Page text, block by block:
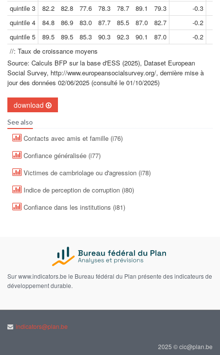
quintile 3 82.2 82.8 77.6 78.3 78.7 89.1 79.3
-0.3
quintile 4
84.8 86.9 83.0 87.7 85.5 87.0 82.7
-0.2
quintile 5
89.5 89.5 85.3 90.3 92.3 90.1 87.0
-0.2
//: Taux de croissance moyens
Source: Calculs BFP sur la base d'ESS (2025), Dataset European
Social Survey, http://www.europeansocialsurvey.org/, dernière mise à
jour des données 02/06/2025 (consulté le 01/10/2025)
download
See also
Contacts avec amis et famille (i76)
Confiance généralisée (i77)
Victimes de cambriolage ou d'agression (i78)
Indice de perception de corruption (i80)
Confiance dans les institutions (i81)
Sur www.indicators.be le Bureau fédéral du Plan présente des indicateurs de
développement durable.
indicators@plan.be
2025 © cic@plan.be